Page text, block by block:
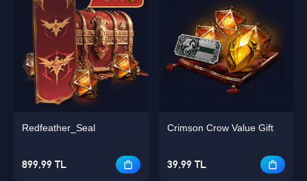
Redfeather_Seal
899,99 TL
Crimson Crow Value Gift
39,99 TL